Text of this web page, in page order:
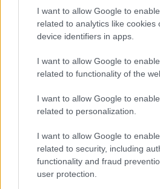
I want to allow Google to
related to analytics like cookies
device identifiers in apps.
I want to allow Google to
related to functionality of the
I want to allow Google to
related to personalization.
I want to allow Google to
related to security, including
functionality and fraud
user protection.
επιλογή να μετατρέψει την
καλλιτεχνικά στυλ. Τέλος
εργαλείο random outfit
επιτρέπει να σε δεις εικονικά